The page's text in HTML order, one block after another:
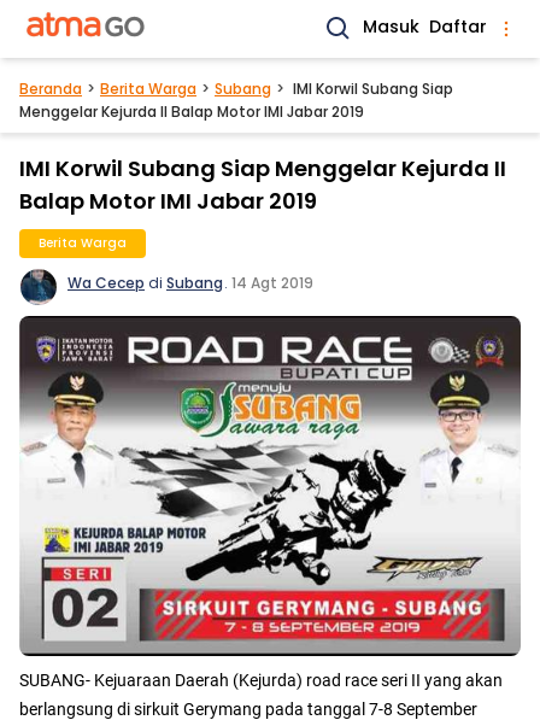
Masuk Daftar
Beranda Berita Warga Subang
IMI Korwil Subang Siap
Menggelar Kejurda II Balap Motor IMI Jabar 2019
IMI Korwil Subang Siap Menggelar Kejurda II
Balap Motor IMI Jabar 2019
Berita Warga
Wa Cecep di Subang. 14 Agt 2019
SUBANG- Kejuaraan Daerah (Kejurda) road race seri II yang akan
berlangsung di sirkuit Gerymang pada tanggal 7-8 September